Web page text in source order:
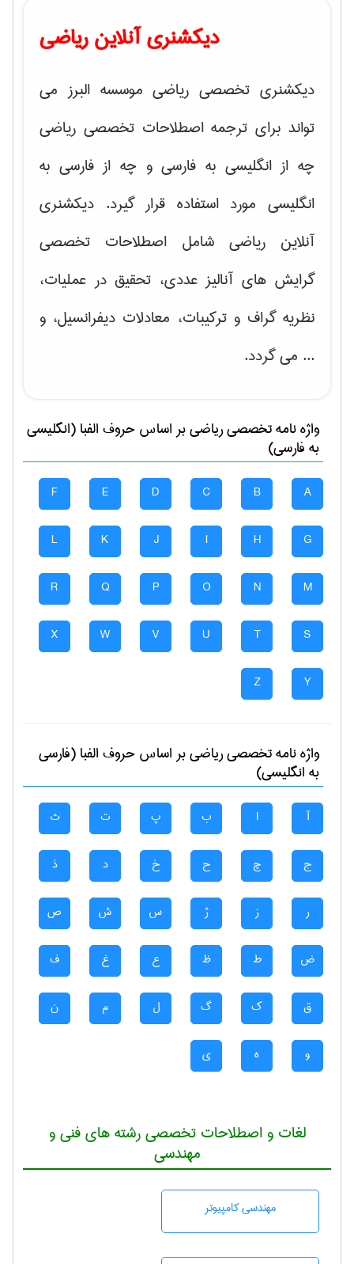
دیکشنری آنلاین ریاضی
دیکشنری تخصصی ریاضی موسسه البرز می
تواند برای ترجمه اصطلاحات تخصصی ریاضی
چه از انگلیسی به فارسی و چه از فارسی به
انگلیسی مورد استفاده قرار گیرد. دیکشنری
آنلاین ریاضی شامل اصطلاحات تخصصی
گرایش های آنالیز عددی، تحقیق در عملیات،
نظریه گراف و تركیبات، معادلات دیفرانسیل، و
... می گردد.
واژه نامه تخصصیرياضیبر اساس حروف الفبا (انگلیسی
به فارسی)
A
B
C
D
E
F
G
H
I
J
K
L
M
N
O
P
Q
R
S
T
U
V
W
X
Y
Z
واژه نامه تخصصیرياضیبر اساس حروف الفبا (فارسی
به انگلیسی)
آ ا ب پ ت ث
ج چ ح خ د ذ
ر ز ژ س ش ص
ض ط ظ ع غ ف
ق ک گ ل م ن
و ه ی
لغات و اصطلاحات تخصصی رشته های فنی و
مهندسی
مهندسی كامپيوتر